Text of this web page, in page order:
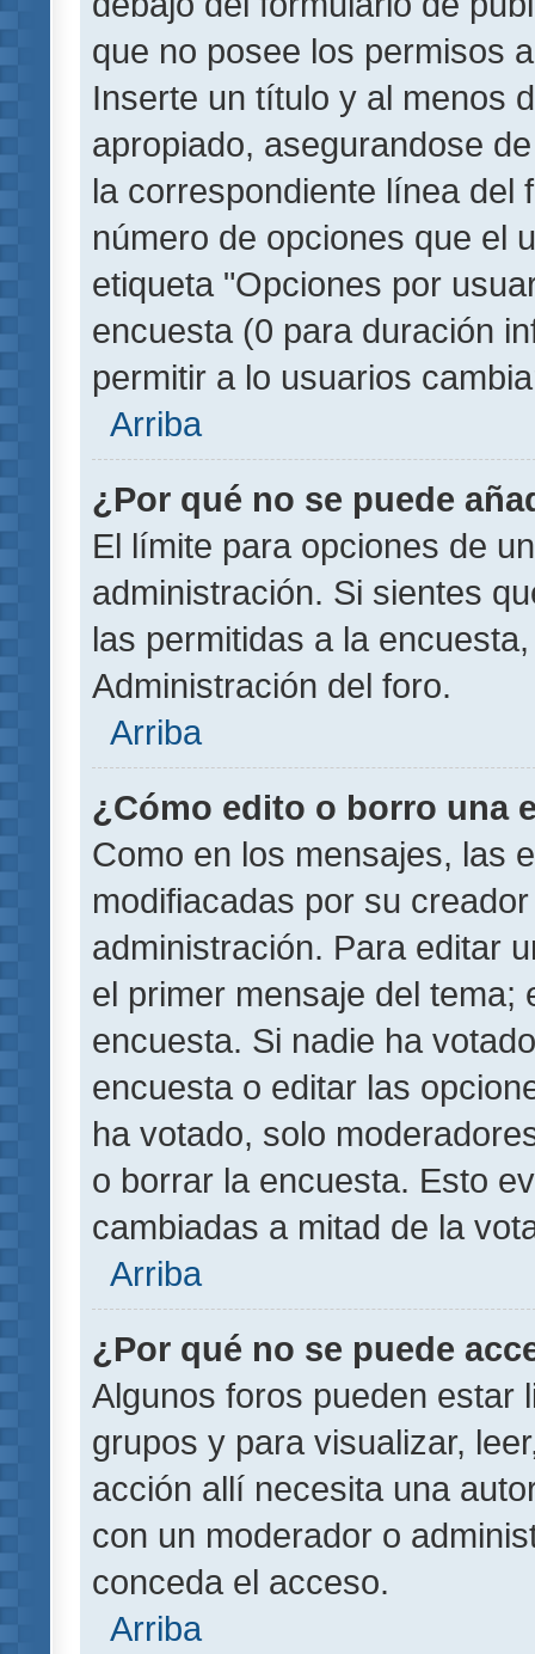
que no posee los permisos
Inserte un título y al menos
apropiado, asegurandose
la correspondiente línea del
número de opciones que el
etiqueta "Opciones por
encuesta (0 para duración
permitir a lo usuarios
Arriba
¿Por qué no se puede
El límite para opciones de
administración. Si sientes
las permitidas a la
Administración del foro.
Arriba
¿Cómo edito o borro una
Como en los mensajes, las
modifiacadas por su
administración. Para editar
el primer mensaje del
encuesta. Si nadie ha
encuesta o editar las
ha votado, solo
o borrar la encuesta. Esto
cambiadas a mitad de la
Arriba
¿Por qué no se puede
Algunos foros pueden estar
grupos y para visualizar,
acción allí necesita una
con un moderador o
conceda el acceso.
Arriba